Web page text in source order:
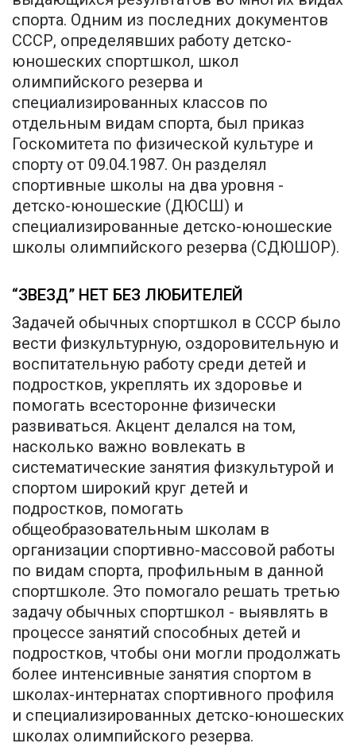
спорта. Одним из последних документов
СССР, определявших работу детско-
юношеских спортшкол, школ
олимпийского резерва и
специализированных классов по
отдельным видам спорта, был приказ
Госкомитета по физической культуре и
спорту от 09.04.1987. Он разделял
спортивные школы на два уровня -
детско-юношеские (ДЮСШ) и
специализированные детско-юношеские
школы олимпийского резерва (СДЮШОР).
“ЗВЕЗД” НЕТ БЕЗ ЛЮБИТЕЛЕЙ
Задачей обычных спортшкол в СССР было
вести физкультурную, оздоровительную и
воспитательную работу среди детей и
подростков, укреплять их здоровье и
помогать всесторонне физически
развиваться. Акцент делался на том,
насколько важно вовлекать в
систематические занятия физкультурой и
спортом широкий круг детей и
подростков, помогать
общеобразовательным школам в
организации спортивно-массовой работы
по видам спорта, профильным в данной
спортшколе. Это помогало решать третью
задачу обычных спортшкол - выявлять в
процессе занятий способных детей и
подростков, чтобы они могли продолжать
более интенсивные занятия спортом в
школах-интернатах спортивного профиля
и специализированных детско-юношеских
школах олимпийского резерва.